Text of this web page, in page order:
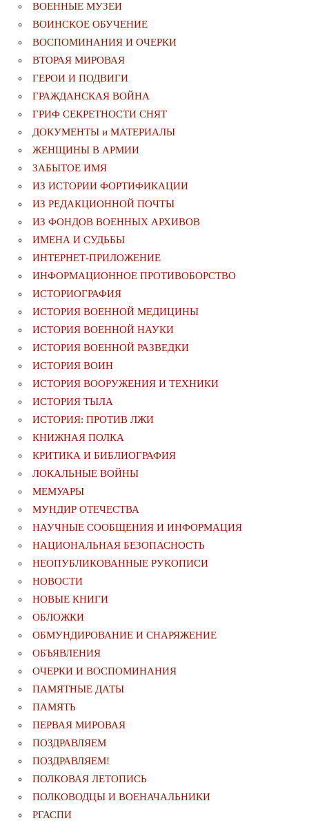
ВОЕННЫЕ МУЗЕИ
ВОИНСКОЕ ОБУЧЕНИЕ
ВОСПОМИНАНИЯ И ОЧЕРКИ
ВТОРАЯ МИРОВАЯ
ГЕРОИ И ПОДВИГИ
ГРАЖДАНСКАЯ ВОЙНА
ГРИФ СЕКРЕТНОСТИ СНЯТ
ДОКУМЕНТЫ и МАТЕРИАЛЫ
ЖЕНЩИНЫ В АРМИИ
ЗАБЫТОЕ ИМЯ
ИЗ ИСТОРИИ ФОРТИФИКАЦИИ
ИЗ РЕДАКЦИОННОЙ ПОЧТЫ
ИЗ ФОНДОВ ВОЕННЫХ АРХИВОВ
ИМЕНА И СУДЬБЫ
ИНТЕРНЕТ-ПРИЛОЖЕНИЕ
ИНФОРМАЦИОННОЕ ПРОТИВОБОРСТВО
ИСТОРИОГРАФИЯ
ИСТОРИЯ ВОЕННОЙ МЕДИЦИНЫ
ИСТОРИЯ ВОЕННОЙ НАУКИ
ИСТОРИЯ ВОЕННОЙ РАЗВЕДКИ
ИСТОРИЯ ВОИН
ИСТОРИЯ ВООРУЖЕНИЯ И ТЕХНИКИ
ИСТОРИЯ ТЫЛА
ИСТОРИЯ: ПРОТИВ ЛЖИ
КНИЖНАЯ ПОЛКА
КРИТИКА И БИБЛИОГРАФИЯ
ЛОКАЛЬНЫЕ ВОЙНЫ
МЕМУАРЫ
МУНДИР ОТЕЧЕСТВА
НАУЧНЫЕ СООБЩЕНИЯ И ИНФОРМАЦИЯ
НАЦИОНАЛЬНАЯ БЕЗОПАСНОСТЬ
НЕОПУБЛИКОВАННЫЕ РУКОПИСИ
НОВОСТИ
НОВЫЕ КНИГИ
ОБЛОЖКИ
ОБМУНДИРОВАНИЕ И СНАРЯЖЕНИЕ
ОБЪЯВЛЕНИЯ
ОЧЕРКИ И ВОСПОМИНАНИЯ
ПАМЯТНЫЕ ДАТЫ
ПАМЯТЬ
ПЕРВАЯ МИРОВАЯ
ПОЗДРАВЛЯЕМ
ПОЗДРАВЛЯЕМ!
ПОЛКОВАЯ ЛЕТОПИСЬ
ПОЛКОВОДЦЫ И ВОЕНАЧАЛЬНИКИ
РГАСПИ